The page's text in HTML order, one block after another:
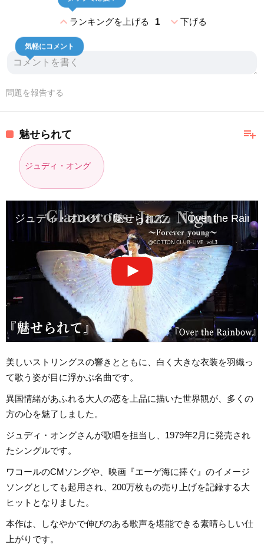
expand_lessランキングを上げる 1 expand_more下げる
気軽にコメント
問題を報告する
playlist_add
魅せられて
ジュディ・オング
ジュディ・オング 『魅せられて』『Over the
美しいストリングスの響きとともに、白く大きな衣装を羽織っ
て歌う姿が目に浮かぶ名曲です。
異国情緒があふれる大人の恋を上品に描いた世界観が、多くの
方の心を魅了しました。
ジュディ・オングさんが歌唱を担当し、1979年2月に発売され
たシングルです。
ワコールのCMソングや、映画『エーゲ海に捧ぐ』のイメージ
ソングとしても起用され、200万枚もの売り上げを記録する大
ヒットとなりました。
本作は、しなやかで伸びのある歌声を堪能できる素晴らしい仕
上がりです。